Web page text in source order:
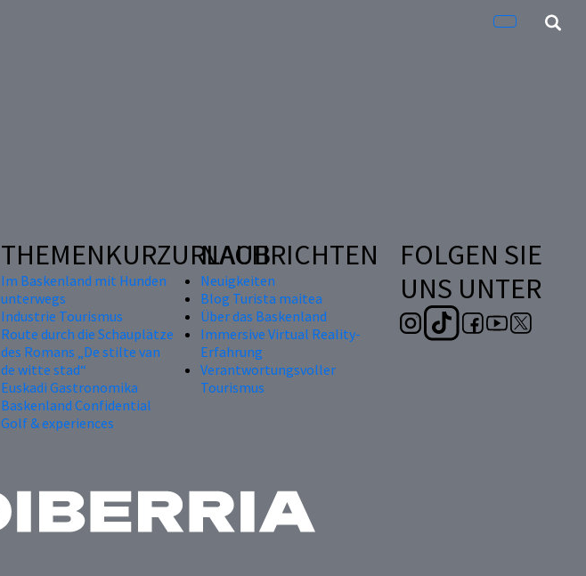
THEMENKURZURLAUB
Im Baskenland mit Hunden
unterwegs
Industrie Tourismus
Route durch die Schauplätze
des Romans „De stilte van
de witte stad“
Euskadi Gastronomika
Baskenland Confidential
Golf & experiences
NACHRICHTEN
Neuigkeiten
Blog Turista maitea
Über das Baskenland
Immersive Virtual Reality-
Erfahrung
Verantwortungsvoller
Tourismus
FOLGEN SIE
UNS UNTER